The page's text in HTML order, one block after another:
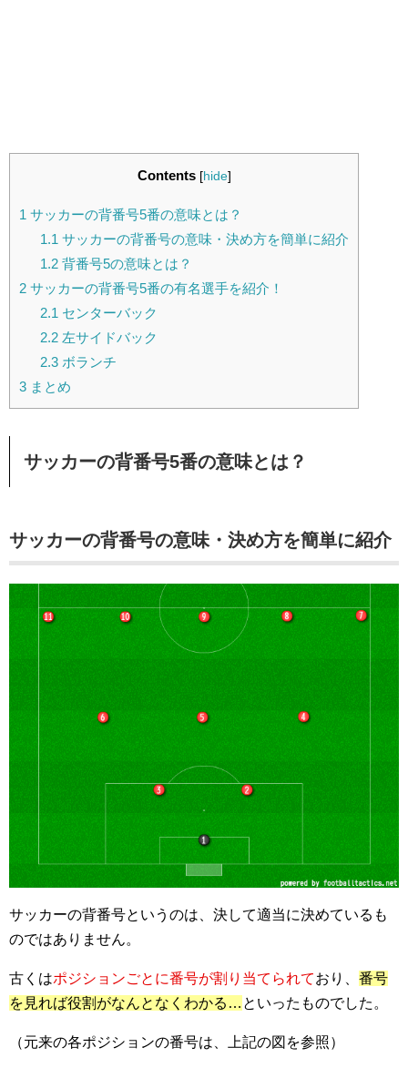
Contents [hide]
1 サッカーの背番号5番の意味とは？
1.1 サッカーの背番号の意味・決め方を簡単に紹介
1.2背番号5の意味とは？
2 サッカーの背番号5番の有名選手を紹介！
2.1 センターバック
2.2左サイドバック
2.3ボランチ
3 まとめ
サッカーの背番号5番の意味とは？
サッカーの背番号の意味・決め方を簡単に紹介
サッカーの背番号というのは、決して適当に決めているも
のではありません。
古くはポジションごとに番号が割り当てられており、 番号
を見れば役割がなんとなくわかる… といったものでした。
（元来の各ポジションの番号は、上記の図を参照）